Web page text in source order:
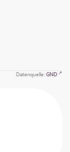
Datenquelle: GND